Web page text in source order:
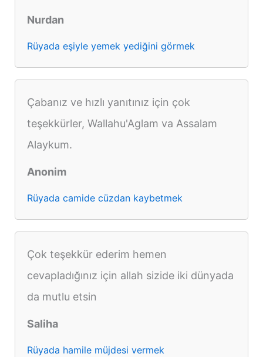
Nurdan
Rüyada eşiyle yemek yediğini görmek
Çabanız ve hızlı yanıtınız için çok
teşekkürler, Wallahu'Aglam va Assalam
Alaykum.
Anonim
Rüyada camide cüzdan kaybetmek
Çok teşekkür ederim hemen
cevapladığınız için allah sizide iki dünyada
da mutlu etsin
Saliha
Rüyada hamile müjdesi vermek